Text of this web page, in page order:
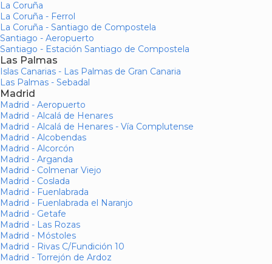
La Coruña
La Coruña - Ferrol
La Coruña - Santiago de Compostela
Santiago - Aeropuerto
Santiago - Estación Santiago de Compostela
Las Palmas
Islas Canarias - Las Palmas de Gran Canaria
Las Palmas - Sebadal
Madrid
Madrid - Aeropuerto
Madrid - Alcalá de Henares
Madrid - Alcalá de Henares - Vía Complutense
Madrid - Alcobendas
Madrid - Alcorcón
Madrid - Arganda
Madrid - Colmenar Viejo
Madrid - Coslada
Madrid - Fuenlabrada
Madrid - Fuenlabrada el Naranjo
Madrid - Getafe
Madrid - Las Rozas
Madrid - Móstoles
Madrid - Rivas C/Fundición 10
Madrid - Torrejón de Ardoz